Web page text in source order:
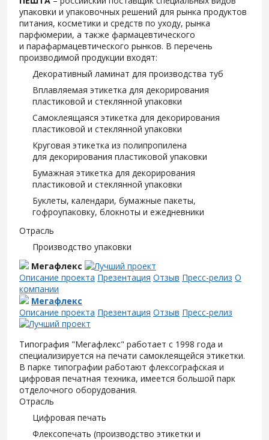
упаковки и упаковочных решений для рынка продуктов
питания, косметики и средств по уходу, рынка
парфюмерии, а также фармацевтического
и парафармацевтического рынков. В перечень
производимой продукции входят:
Декоративный ламинат для производства туб
Вплавляемая этикетка для декорирования
пластиковой и стеклянной упаковки
Самоклеящаяся этикетка для декорирования
пластиковой и стеклянной упаковки
Круговая этикетка из полипропилена
для декорирования пластиковой упаковки
Бумажная этикетка для декорирования
пластиковой и стеклянной упаковки
Буклеты, календари, бумажные пакеты,
гофроупаковку, блокноты и ежедневники
Отрасль
Производство упаковки
Мегафлекс
Описание проекта Презентация Отзыв Пресс-релиз О
компании
Мегафлекс
Описание проекта Презентация Отзыв Пресс-релиз
Типография "Мегафлекс" работает с 1998 года и
специализируется на печати самоклеящейся этикетки.
В парке типографии работают флексографская и
цифровая печатная техника, имеется большой парк
отделочного оборудования.
Отрасль
Цифровая печать
Флексопечать (производство этикетки и